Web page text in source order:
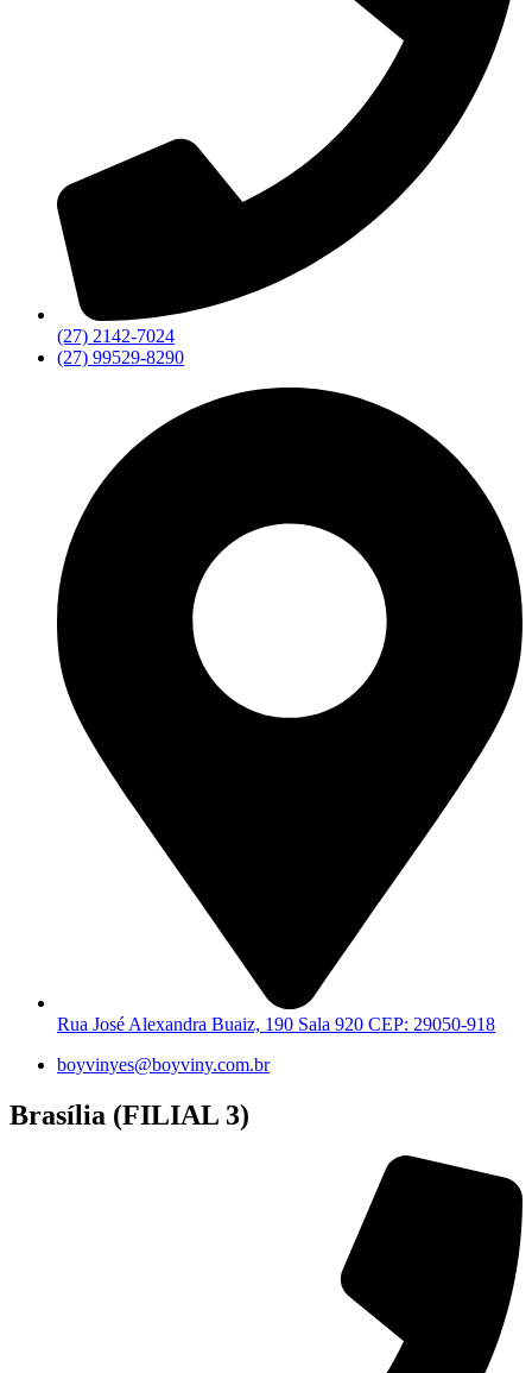
(27) 2142-7024
(27) 99529-8290
Rua José Alexandra Buaiz, 190 Sala 920 CEP: 29050-918
boyvinyes@boyviny.com.br
Brasília (FILIAL 3)